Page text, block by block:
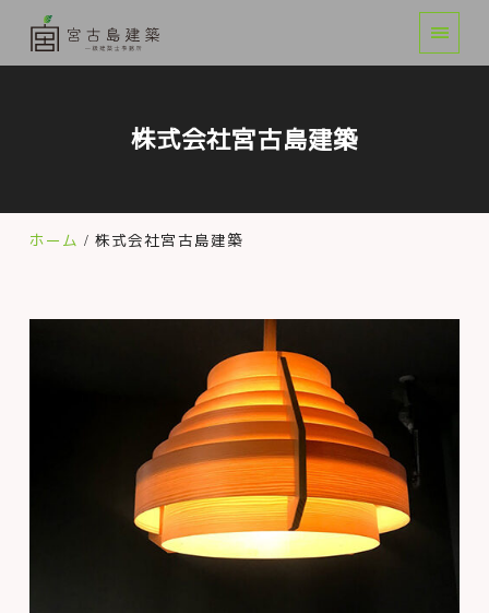
株式会社宮古島建築
ホーム 株式会社宮古島建築